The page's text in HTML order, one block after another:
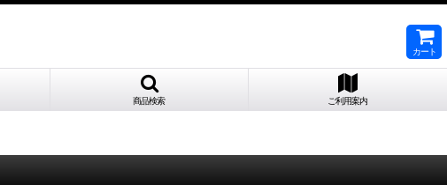
カート
商品検索 ご利用案内